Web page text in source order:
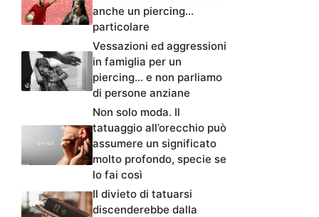
anche un piercing…
particolare
Vessazioni ed aggressioni
in famiglia per un
piercing… e non parliamo
di persone anziane
Non solo moda. Il
tatuaggio all’orecchio può
assumere un significato
molto profondo, specie se
lo fai così
Il divieto di tatuarsi
discenderebbe dalla